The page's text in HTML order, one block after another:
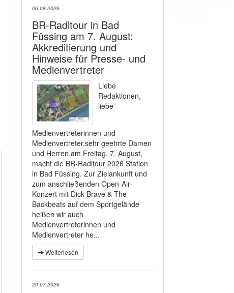
06.08.2026
BR-Radltour in Bad
Füssing am 7. August:
Akkreditierung und
Hinweise für Presse- und
Medienvertreter
Liebe
Redaktionen,
liebe
Medienvertreterinnen und
Medienvertreter,sehr geehrte Damen
und Herren,am Freitag, 7. August,
macht die BR-Radltour 2026 Station
in Bad Füssing. Zur Zielankunft und
zum anschließenden Open-Air-
Konzert mit Dick Brave & The
Backbeats auf dem Sportgelände
heißen wir auch
Medienvertreterinnen und
Medienvertreter he...
Weiterlesen
20.07.2026